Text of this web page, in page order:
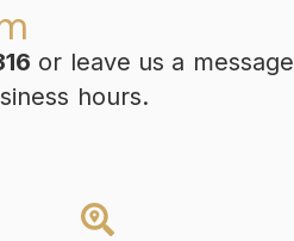
or leave us a message
hours.